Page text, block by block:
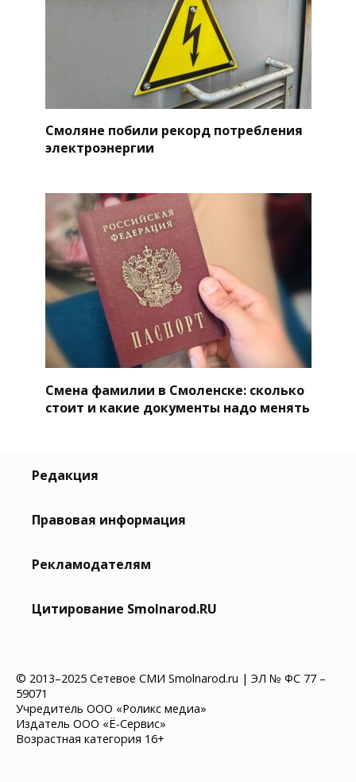
Смоляне побили рекорд потребления
электроэнергии
Смена фамилии в Смоленске: сколько
стоит и какие документы надо менять
Редакция
Правовая информация
Рекламодателям
Цитирование Smolnarod.RU
© 2013–2025 Сетевое СМИ Smolnarod.ru | ЭЛ № ФС 77 –
59071
Учредитель ООО «Роликс медиа»
Издатель ООО «Ё-Сервис»
Возрастная категория 16+